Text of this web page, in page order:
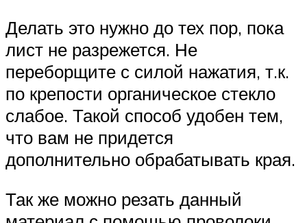
Делать это нужно до тех пор, пока
лист не разрежется. Не
переборщите с силой нажатия, т.к.
по крепости органическое стекло
слабое. Такой способ удобен тем,
что вам не придется
дополнительно обрабатывать края.
Так же можно резать данный